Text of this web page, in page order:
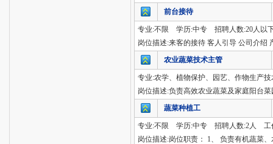
前台接待
专业:不限 学历:中专 招聘人数:20人以
岗位描述:来客的接待 客人引导 公司介绍
农业蔬菜技术主管
专业:农学、植物保护、园艺、作物生
岗位描述:负责高效农业蔬菜及家庭阳台
蔬菜种植工
专业:不限 学历:中专 招聘人数:2人 工
岗位描述:岗位职责： 1、 负责有机蔬菜